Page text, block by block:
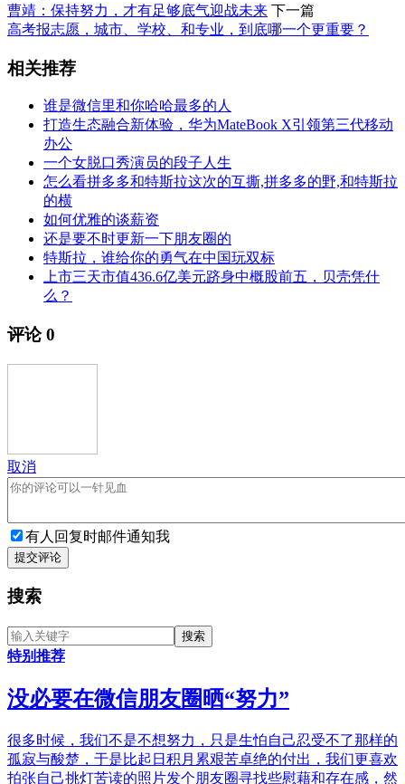
曹靖：保持努力，才有足够底气迎战未来 下一篇
高考报志愿，城市、学校、和专业，到底哪一个更重要？
相关推荐
谁是微信里和你哈哈最多的人
打造生态融合新体验，华为MateBook X引领第三代移动
办公
一个女脱口秀演员的段子人生
怎么看拼多多和特斯拉这次的互撕,拼多多的野,和特斯拉
的横
如何优雅的谈薪资
还是要不时更新一下朋友圈的
特斯拉，谁给你的勇气在中国玩双标
上市三天市值436.6亿美元跻身中概股前五，贝壳凭什
么？
评论0
取消
有人回复时邮件通知我
提交评论
搜索
特别推荐
没必要在微信朋友圈晒“努力”
很多时候，我们不是不想努力，只是生怕自己忍受不了那样的
孤寂与酸楚，于是比起日积月累艰苦卓绝的付出，我们更喜欢
拍张自己挑灯苦读的照片发个朋友圈寻找些慰藉和存在感，然